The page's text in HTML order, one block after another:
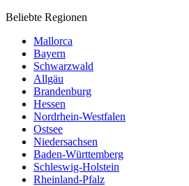
Beliebte Regionen
Mallorca
Bayern
Schwarzwald
Allgäu
Brandenburg
Hessen
Nordrhein-Westfalen
Ostsee
Niedersachsen
Baden-Württemberg
Schleswig-Holstein
Rheinland-Pfalz